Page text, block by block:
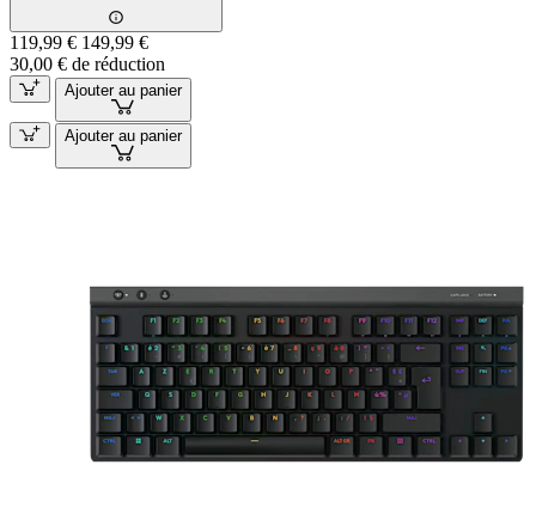
119,99 € 149,99 €
30,00 € de réduction
Ajouter au panier
Ajouter au panier